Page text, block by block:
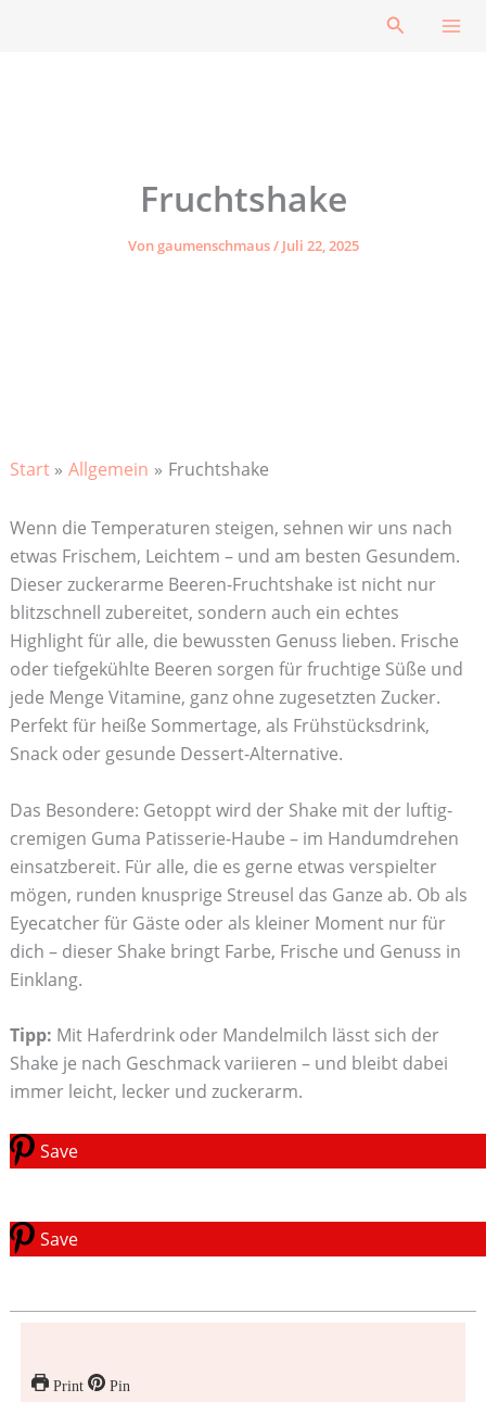
Suchen
Fruchtshake
Vongaumenschmaus/ Juli 22, 2025
Start Allgemein Fruchtshake
Wenn die Temperaturen steigen, sehnen wir uns nach
etwas Frischem, Leichtem – und am besten Gesundem.
Dieser zuckerarme Beeren-Fruchtshake ist nicht nur
blitzschnell zubereitet, sondern auch ein echtes
Highlight für alle, die bewussten Genuss lieben. Frische
oder tiefgekühlte Beeren sorgen für fruchtige Süße und
jede Menge Vitamine, ganz ohne zugesetzten Zucker.
Perfekt für heiße Sommertage, als Frühstücksdrink,
Snack oder gesunde Dessert-Alternative.
Das Besondere: Getoppt wird der Shake mit der luftig-
cremigen Guma Patisserie-Haube – im Handumdrehen
einsatzbereit. Für alle, die es gerne etwas verspielter
mögen, runden knusprige Streusel das Ganze ab. Ob als
Eyecatcher für Gäste oder als kleiner Moment nur für
dich – dieser Shake bringt Farbe, Frische und Genuss in
Einklang.
Tipp: Mit Haferdrink oder Mandelmilch lässt sich der
Shake je nach Geschmack variieren – und bleibt dabei
immer leicht, lecker und zuckerarm.
Save
Save
Print Pin